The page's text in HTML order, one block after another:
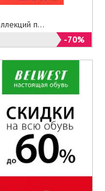
п...
-70%